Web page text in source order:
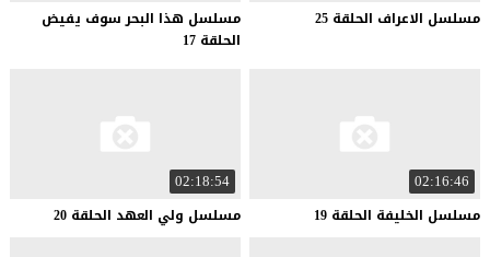
مسلسل الاعراف الحلقة 25
مسلسل هذا البحر سوف يفيض
الحلقة 17
02:16:46
مسلسل الخليفة الحلقة 19
02:18:54
مسلسل ولي العهد الحلقة 20